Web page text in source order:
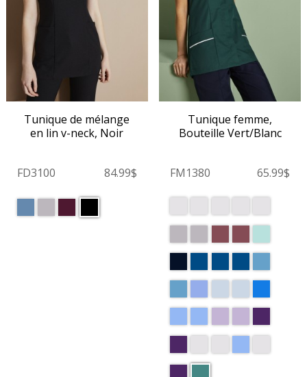
Tunique de mélange
en lin v-neck, Noir
FD3100 84.99$
Tunique femme,
Bouteille Vert/Blanc
FM1380 65.99$